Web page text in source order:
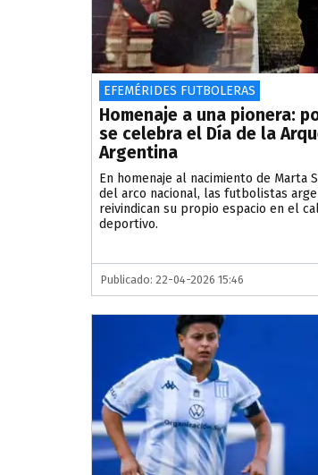
EFEMÉRIDES FUTBOLERAS
Homenaje a una pionera:
se celebra el Día de la
Argentina
En homenaje al nacimiento de Marta
del arco nacional, las futbolistas
reivindican su propio espacio en el
deportivo.
Publicado: 22-04-2026 15:46